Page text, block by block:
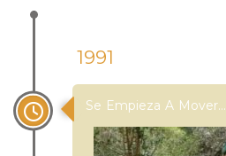
1991
Se Empieza A Mover…